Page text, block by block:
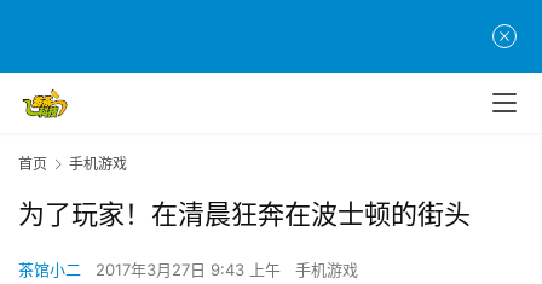
首页 手机游戏
为了玩家！在清晨狂奔在波士顿的街头
茶馆小二 2017年3月27日 9:43 上午 手机游戏